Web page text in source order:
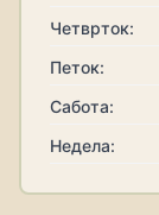
Четврток:
Петок:
Сабота:
Недела: